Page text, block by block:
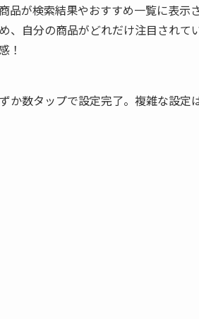
品が検索結果やおすすめ一覧に表示
、自分の商品がどれだけ注目されて
！
か数タップで設定完了。複雑な設定